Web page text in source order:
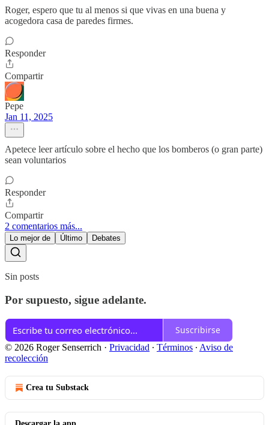
Roger, espero que tu al menos si que vivas en una buena y
acogedora casa de paredes firmes.
Responder
Compartir
Pepe
Jan 11, 2025
Apetece leer artículo sobre el hecho que los bomberos (o gran parte)
sean voluntarios
Responder
Compartir
2 comentarios más...
Lo mejor de Último Debates
Sin posts
Por supuesto, sigue adelante.
Suscribirse
© 2026 Roger Senserrich · Privacidad ∙ Términos ∙ Aviso de
recolección
Crea tu Substack